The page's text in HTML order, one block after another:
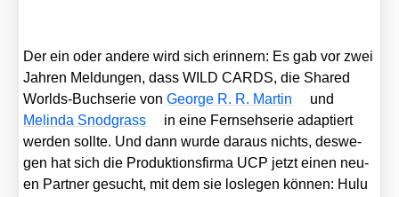
Der ein oder ande­re wird sich erin­nern: Es gab vor zwei
Jah­ren Mel­dun­gen, dass WILD CARDS, die Shared
Worlds-Buch­serie vonGeor­ge R. R. Mar­tin
und
Melin­da Snod­grass
in eine Fern­seh­se­rie adap­tiert
wer­den soll­te. Und dann wur­de dar­aus nichts, des­we­
gen hat sich die Pro­duk­ti­ons­fir­ma UCP jetzt einen neu­
en Part­ner gesucht, mit dem sie los­le­gen kön­nen: Hulu